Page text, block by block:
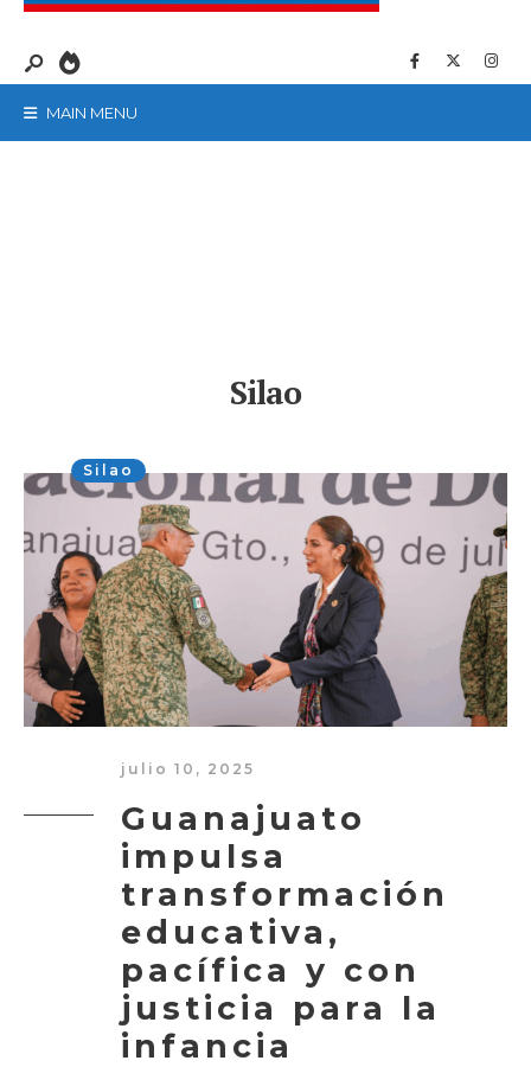
MAIN MENU
Silao
Silao
julio 10, 2025
Guanajuato
impulsa
transformación
educativa,
pacífica y con
justicia para la
infancia